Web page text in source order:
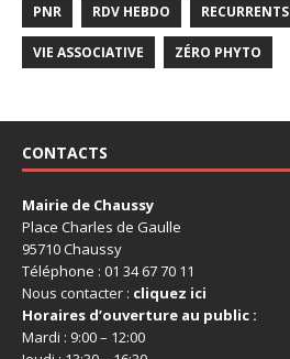
PNR RDV HEBDO RECURRENTS
VIE ASSOCIATIVE ZÉRO PHYTO
CONTACTS
Mairie de Chaussy
Place Charles de Gaulle
95710 Chaussy
Téléphone : 01 34 67 70 11
Nous contacter : cliquez ici
Horaires d’ouverture au public :
Mardi : 9:00 – 12:00